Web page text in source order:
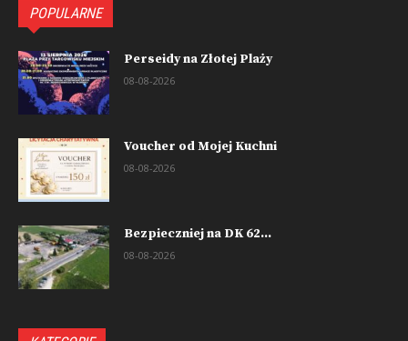
POPULARNE
Perseidy na Złotej Plaży
08-08-2026
Voucher od Mojej Kuchni
08-08-2026
Bezpieczniej na DK 62...
08-08-2026